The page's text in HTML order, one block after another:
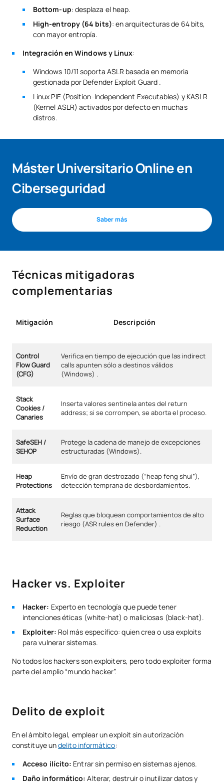
Bottom-up: desplaza el heap.
High-entropy (64 bits): en arquitecturas de 64 bits,
con mayor entropía.
Integración en Windows y Linux:
Windows 10/11 soporta ASLR basada en memoria
gestionada por Defender Exploit Guard .
Linux PIE (Position-Independent Executables) y KASLR
(Kernel ASLR) activados por defecto en muchas
distros.
Máster Universitario Online en
Ciberseguridad
Saber más
Técnicas mitigadoras
complementarias
Mitigación Descripción
Control
Flow Guard
(CFG)
Verifica en tiempo de ejecución que las indirect
calls apunten sólo a destinos válidos
(Windows) .
Stack
Cookies /
Canaries
Inserta valores sentinela antes del return
address; si se corrompen, se aborta el proceso.
SafeSEH /
SEHOP
Protege la cadena de manejo de excepciones
estructuradas (Windows).
Heap
Protections
Envío de gran destrozado (“heap feng shui”),
detección temprana de desbordamientos.
Attack
Surface
Reduction
Reglas que bloquean comportamientos de alto
riesgo (ASR rules en Defender) .
Hacker vs. Exploiter
Hacker: Experto en tecnología que puede tener
intenciones éticas (white-hat) o maliciosas (black-hat).
Exploiter: Rol más específico: quien crea o usa exploits
para vulnerar sistemas.
No todos los hackers son exploiters, pero todo exploiter forma
parte del amplio “mundo hacker”.
Delito de exploit
En el ámbito legal, emplear un exploit sin autorización
constituye undelito informático:
Acceso ilícito: Entrar sin permiso en sistemas ajenos.
Daño informático: Alterar, destruir o inutilizar datos y